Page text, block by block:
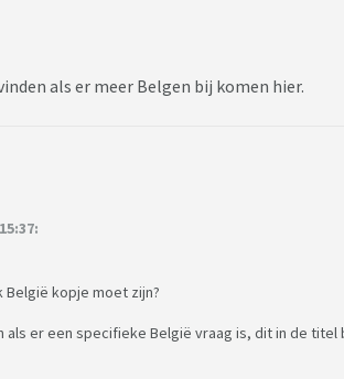
als er meer Belgen bij komen hier.
kopje moet zijn?
er een specifieke België vraag is, dit in de titel